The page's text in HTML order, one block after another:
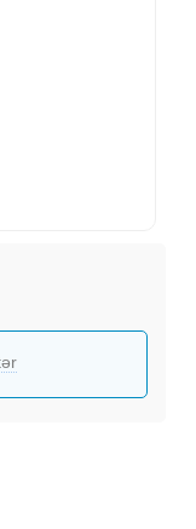
olunur və sizin
olunur.